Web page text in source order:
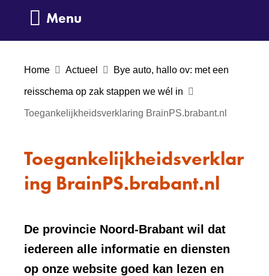
e
Menu
Home Actueel Bye auto, hallo ov: met een
reisschema op zak stappen we wél in
Toegankelijkheidsverklaring BrainPS.brabant.nl
Toegankelijkheidsverklar
ing BrainPS.brabant.nl
De provincie Noord-Brabant wil dat
iedereen alle informatie en diensten
op onze website goed kan lezen en